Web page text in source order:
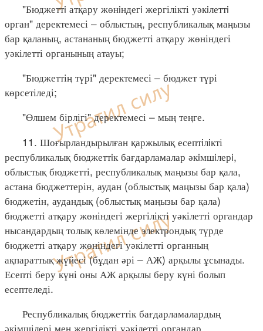
"Бюджеттi атқару жөнiндегi жергілікті уәкiлеттi
орган" деректемесі – облыстың, республикалық маңызы
бар қаланың, астананың бюджетті атқару жөніндегі
уәкілетті органының атауы;
"Бюджеттің түрі" деректемесі – бюджет түрі
көрсетіледі;
"Өлшем бірлігі" деректемесі – мың теңге.
11. Шоғырландырылған қаржылық есептiлiкті
республикалық бюджеттiк бағдарламалар әкiмшiлерi,
облыстық бюджетті, республикалық маңызы бар қала,
астана бюджеттерін, аудан (облыстық маңызы бар қала)
бюджетін, аудандық (облыстық маңызы бар қала)
бюджетті атқару жөніндегі жергілікті уәкілетті органдар
нысандардың толық көлемінде электрондық түрде
бюджетті атқару жөніндегі уәкілетті органның
ақпараттық жүйесі (бұдан әрі – АЖ) арқылы ұсынады.
Есепті беру күні оны АЖ арқылы беру күні болып
есептеледі.
Республикалық бюджеттік бағдарламалардың
әкімшілері мен жергілікті уәкілетті органдар